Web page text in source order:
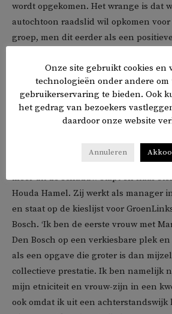
wordt opgekomen. Het wrange is dat
autochtoon raadslid wil opkomen voor
groep, men dit eerder als een
sneller verdacht gemaakt.’
Vrouwen stappen uit de schaduw
hun nazaten in de statistieken
Toch laat de praktijk zien dat deze
meer uit de schaduw stapt en haar
Houda Hamel. Zij werkt als manager
en staat op de kieslijst voor
Bosch. ‘Ik ben de eerste vrouw met
Den Bosch op een verkiesbare plek
als een opgave die groter is dan
collectieve prestatie. Ik ben namelijk
mijn etniciteit en vrouw-zijn in een
ook omdat ik uit een achterstandswijk
Onze site gebruikt cookies en
technologieën onder andere om
gebruikerservaring te bieden. Ook
het gedrag van bezoekers
daardoor onze website
Annuleren